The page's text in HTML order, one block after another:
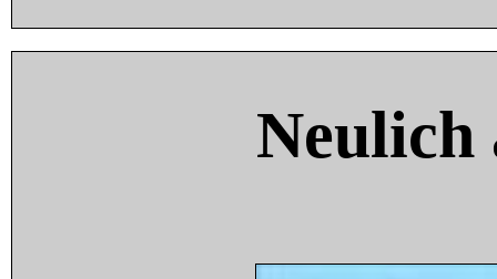
Neulich